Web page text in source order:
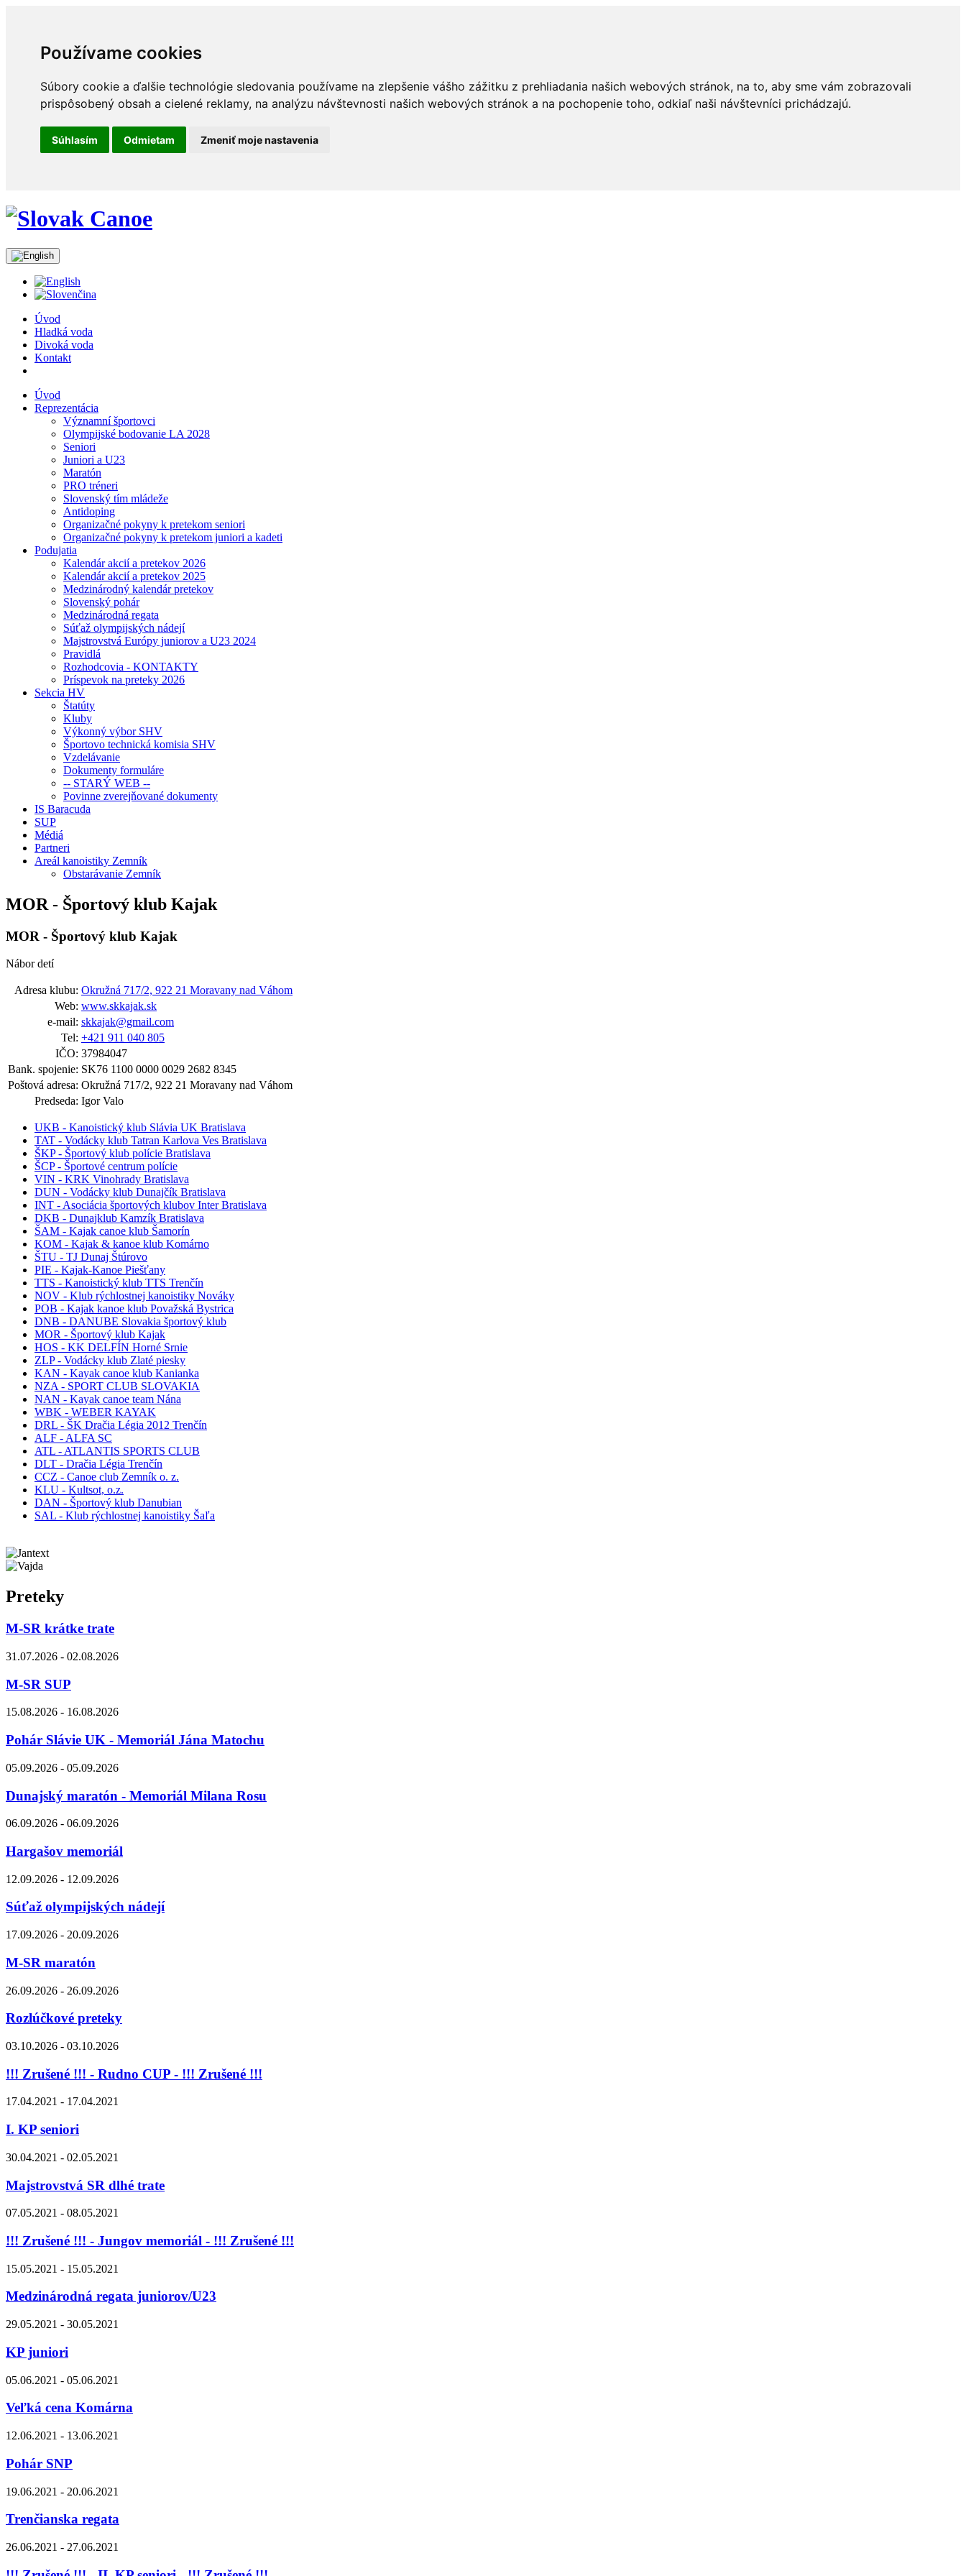
Používame cookies
Súbory cookie a ďalšie technológie sledovania používame na zlepšenie vášho zážitku z prehliadania našich webových stránok, na to, aby sme vám zobrazovali
prispôsobený obsah a cielené reklamy, na analýzu návštevnosti našich webových stránok a na pochopenie toho, odkiaľ naši návštevníci prichádzajú.
Súhlasím Odmietam Zmeniť moje nastavenia
Úvod
Hladká voda
Divoká voda
Kontakt
Úvod
Reprezentácia
Významní športovci
Olympijské bodovanie LA 2028
Seniori
Juniori a U23
Maratón
PRO tréneri
Slovenský tím mládeže
Antidoping
Organizačné pokyny k pretekom seniori
Organizačné pokyny k pretekom juniori a kadeti
Podujatia
Kalendár akcií a pretekov 2026
Kalendár akcií a pretekov 2025
Medzinárodný kalendár pretekov
Slovenský pohár
Medzinárodná regata
Súťaž olympijských nádejí
Majstrovstvá Európy juniorov a U23 2024
Pravidlá
Rozhodcovia - KONTAKTY
Príspevok na preteky 2026
Sekcia HV
Štatúty
Kluby
Výkonný výbor SHV
Športovo technická komisia SHV
Vzdelávanie
Dokumenty formuláre
-- STARÝ WEB --
Povinne zverejňované dokumenty
IS Baracuda
SUP
Médiá
Partneri
Areál kanoistiky Zemník
Obstarávanie Zemník
MOR - Športový klub Kajak
MOR - Športový klub Kajak
Nábor detí
Adresa klubu: Okružná 717/2, 922 21 Moravany nad Váhom
Web: www.skkajak.sk
e-mail: skkajak@gmail.com
Tel: +421 911 040 805
IČO: 37984047
Bank. spojenie: SK76 1100 0000 0029 2682 8345
Poštová adresa: Okružná 717/2, 922 21 Moravany nad Váhom
Predseda: Igor Valo
UKB - Kanoistický klub Slávia UK Bratislava
TAT - Vodácky klub Tatran Karlova Ves Bratislava
ŠKP - Športový klub polície Bratislava
ŠCP - Športové centrum polície
VIN - KRK Vinohrady Bratislava
DUN - Vodácky klub Dunajčík Bratislava
INT - Asociácia športových klubov Inter Bratislava
DKB - Dunajklub Kamzík Bratislava
ŠAM - Kajak canoe klub Šamorín
KOM - Kajak & kanoe klub Komárno
ŠTU - TJ Dunaj Štúrovo
PIE - Kajak-Kanoe Piešťany
TTS - Kanoistický klub TTS Trenčín
NOV - Klub rýchlostnej kanoistiky Nováky
POB - Kajak kanoe klub Považská Bystrica
DNB - DANUBE Slovakia športový klub
MOR - Športový klub Kajak
HOS - KK DELFÍN Horné Srnie
ZLP - Vodácky klub Zlaté piesky
KAN - Kayak canoe klub Kanianka
NZA - SPORT CLUB SLOVAKIA
NAN - Kayak canoe team Nána
WBK - WEBER KAYAK
DRL - ŠK Dračia Légia 2012 Trenčín
ALF - ALFA SC
ATL - ATLANTIS SPORTS CLUB
DLT - Dračia Légia Trenčín
CCZ - Canoe club Zemník o. z.
KLU - Kultsot, o.z.
DAN - Športový klub Danubian
SAL - Klub rýchlostnej kanoistiky Šaľa
Preteky
M-SR krátke trate
31.07.2026 - 02.08.2026
M-SR SUP
15.08.2026 - 16.08.2026
Pohár Slávie UK - Memoriál Jána Matochu
05.09.2026 - 05.09.2026
Dunajský maratón - Memoriál Milana Rosu
06.09.2026 - 06.09.2026
Hargašov memoriál
12.09.2026 - 12.09.2026
Súťaž olympijských nádejí
17.09.2026 - 20.09.2026
M-SR maratón
26.09.2026 - 26.09.2026
Rozlúčkové preteky
03.10.2026 - 03.10.2026
!!! Zrušené !!! - Rudno CUP - !!! Zrušené !!!
17.04.2021 - 17.04.2021
I. KP seniori
30.04.2021 - 02.05.2021
Majstrovstvá SR dlhé trate
07.05.2021 - 08.05.2021
!!! Zrušené !!! - Jungov memoriál - !!! Zrušené !!!
15.05.2021 - 15.05.2021
Medzinárodná regata juniorov/U23
29.05.2021 - 30.05.2021
KP juniori
05.06.2021 - 05.06.2021
Veľká cena Komárna
12.06.2021 - 13.06.2021
Pohár SNP
19.06.2021 - 20.06.2021
Trenčianska regata
26.06.2021 - 27.06.2021